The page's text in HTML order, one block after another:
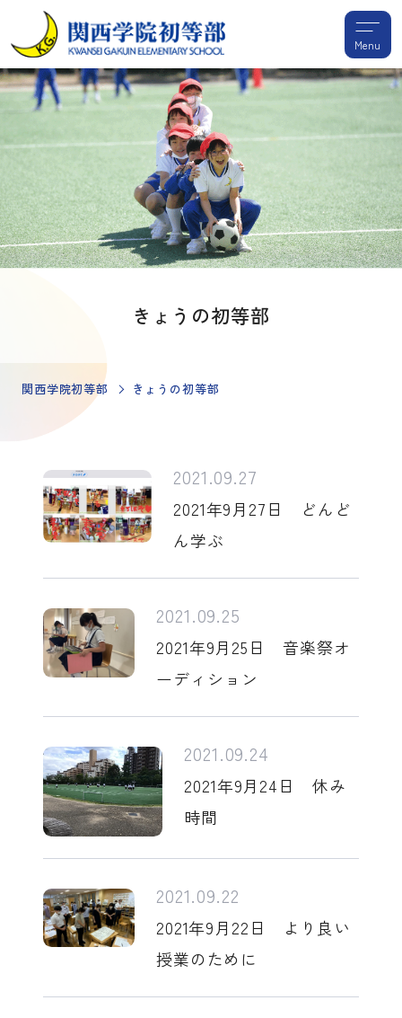
Menu
きょうの初等部
関西学院初等部 きょうの初等部
2021.09.27
2021年9月27日 どんど
ん学ぶ
2021.09.25
2021年9月25日 音楽祭オ
ーディション
2021.09.24
2021年9月24日 休み
時間
2021.09.22
2021年9月22日 より良い
授業のために